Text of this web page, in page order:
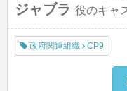
ジャブラ 役のキャ
政府関連組織 CP9